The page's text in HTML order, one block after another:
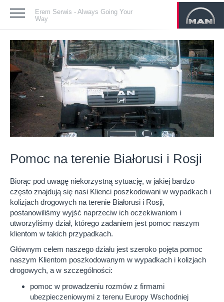
Erem Serwis - Always Going Your
Way
Pomoc na terenie Białorusi i Rosji
Biorąc pod uwagę niekorzystną sytuację, w jakiej bardzo
często znajdują się nasi Klienci poszkodowani w wypadkach i
kolizjach drogowych na terenie Białorusi i Rosji,
postanowiliśmy wyjść naprzeciw ich oczekiwaniom i
utworzyliśmy dział, którego zadaniem jest pomoc naszym
klientom w takich przypadkach.
Głównym celem naszego działu jest szeroko pojęta pomoc
naszym Klientom poszkodowanym w wypadkach i kolizjach
drogowych, a w szczególności:
pomoc w prowadzeniu rozmów z firmami
ubezpieczeniowymi z terenu Europy Wschodniej